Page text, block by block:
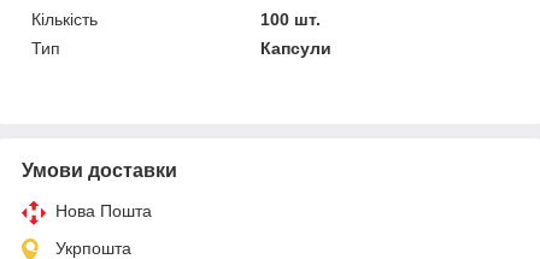
Кількість
100 шт.
Тип
Капсули
Умови доставки
Нова Пошта
Укрпошта